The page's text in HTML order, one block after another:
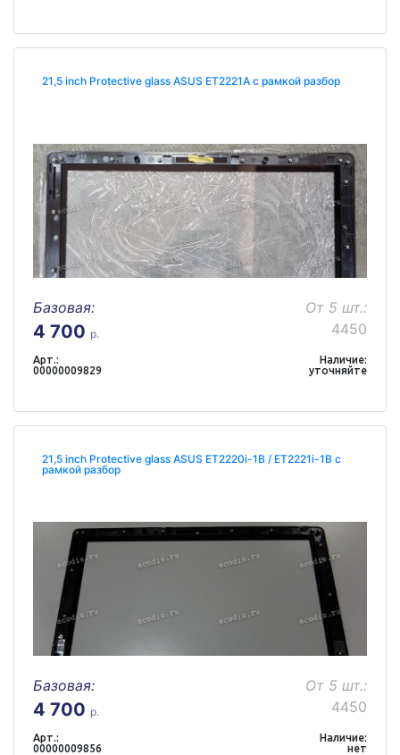
21,5 inch Protective glass ASUS ET2221A с рамкой разбор
Базовая:
4 700 р.
От 5 шт.:
4450
Арт.:
00000009829
Наличие:
уточняйте
21,5 inch Protective glass ASUS ET2220i-1B / ET2221i-1B с
рамкой разбор
Базовая:
4 700 р.
От 5 шт.:
4450
Арт.:
00000009856
Наличие:
нет